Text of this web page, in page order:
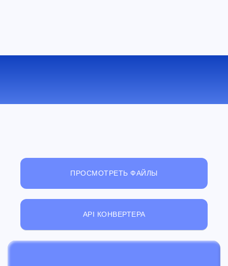
ПРОСМОТРЕТЬ ФАЙЛЫ
API КОНВЕРТЕРА